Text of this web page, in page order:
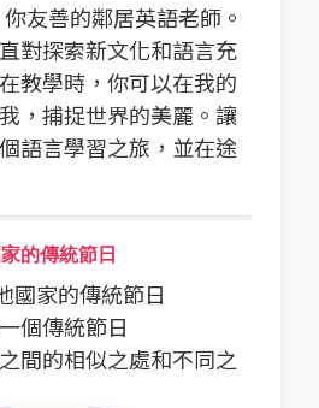
友善的鄰居英語老師。
對探索新文化和語言充
教學時，你可以在我的
，捕捉世界的美麗。讓
語言學習之旅，並在途
的傳統節日
國家的傳統節日
個傳統節日
間的相似之處和不同之